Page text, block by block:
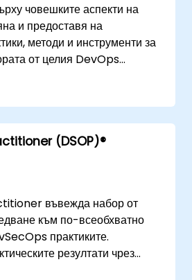
човешките аспекти на
и предоставя на
методи и инструменти за
от целия DevOps
на курса,
с конкретни,
които да използват на
като например разбиране
(DSOP)®
въвежда набор от
към по-всеобхватно
практиките.
резултати чрез